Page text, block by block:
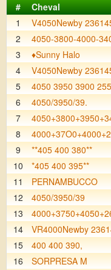
#
Cheval
1
V4050Newby
2
4050-3800-4000-
3
♦️Sunny Halo
4
V4050Newby
5
4050 3950 3900 255
6
4050/3950/39.
7
8
9
**405 400 380**
10
*405 400 395**
11
PERNAMBUCCO
12
4050/3950/39
13
14
VR4000Newby
15
400 400 390,
16
SORPRESA M